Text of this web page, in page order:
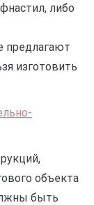
либо
предлагают
изготовить
объекта
быть